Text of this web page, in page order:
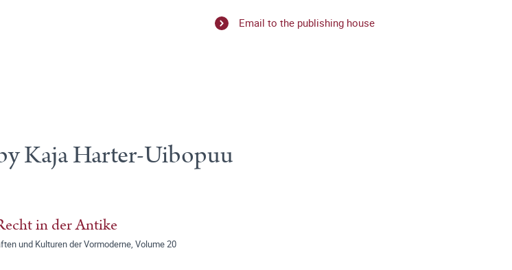
Email to the publishing house
Kaja Harter-Uibopuu
in der Antike
und Kulturen der Vormoderne, Volume 20